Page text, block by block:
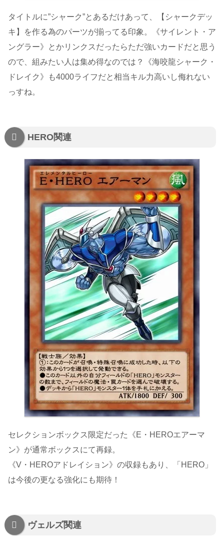
タイトルに”シャーク”とあるだけあって、【シャークデッ
キ】を作る為のパーツが揃ってる印象。《サイレント・ア
ングラー》とかリンクスだったらただ強いカードだと思う
ので、組みたい人は集め得なのでは？《海咬龍シャーク・
ドレイク》も4000ライフだと相当キル力高いし侮れない
っすね。
HERO関連
セレクションボックス限定だった《E・HEROエアーマ
ン》が通常ボックスにて再録。
《V・HEROアドレイション》の収録もあり、「HERO」
は今後の更なる強化にも期待！
ヴェルズ関連